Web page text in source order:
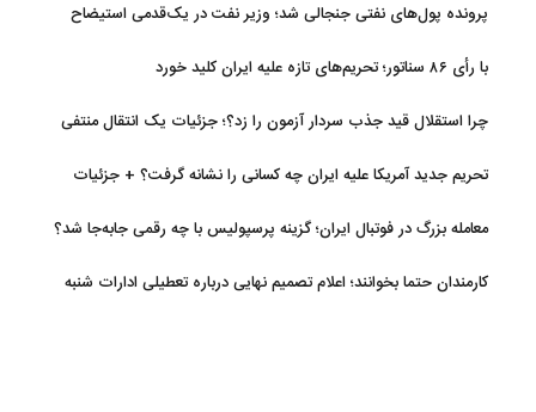
پرونده پول‌های نفتی جنجالی شد؛ وزیر نفت در یک‌قدمی استیضاح
با رأی ۸۶ سناتور؛ تحریم‌های تازه علیه ایران کلید خورد
چرا استقلال قید جذب سردار آزمون را زد؟؛ جزئیات یک انتقال منتفی
تحریم جدید آمریکا علیه ایران چه کسانی را نشانه گرفت؟ + جزئیات
معامله بزرگ در فوتبال ایران؛ گزینه پرسپولیس با چه رقمی جابه‌جا شد؟
کارمندان حتما بخوانند؛ اعلام تصمیم نهایی درباره تعطیلی ادارات شنبه